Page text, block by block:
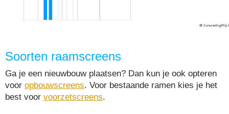
Soorten raamscreens
Ga je een nieuwbouw plaatsen? Dan kun je ook opteren
voor opbouwscreens. Voor bestaande ramen kies je het
best voor voorzetscreens.